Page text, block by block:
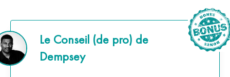
Le Conseil (de pro) de
Dempsey